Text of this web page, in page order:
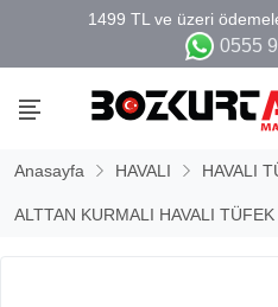
0555
Anasayfa HAVALI HAVALI
ALTTAN KURMALI HAVALI TÜFEK